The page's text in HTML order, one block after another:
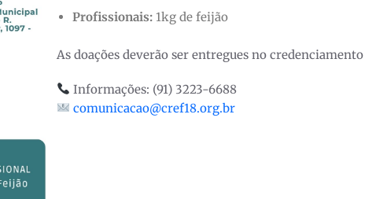
Profissionais: 1kg de feijão
As doações deverão ser entregues no
Informações: (91) 3223-6688
comunicacao@cref18.org.br